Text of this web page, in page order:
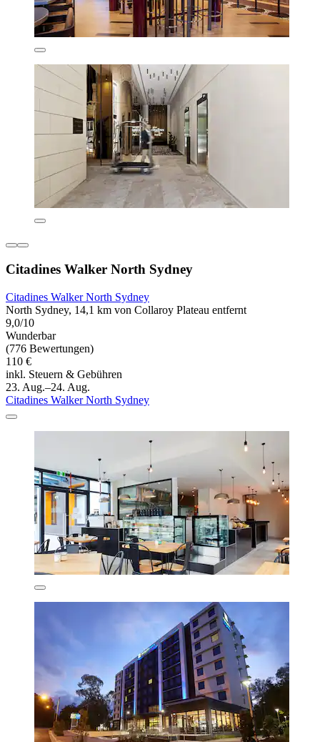
Citadines Walker North Sydney
Citadines Walker North Sydney
North Sydney, 14,1 km von Collaroy Plateau entfernt
9,0/10
Wunderbar
(776 Bewertungen)
110 €
inkl. Steuern & Gebühren
23. Aug.–24. Aug.
Citadines Walker North Sydney